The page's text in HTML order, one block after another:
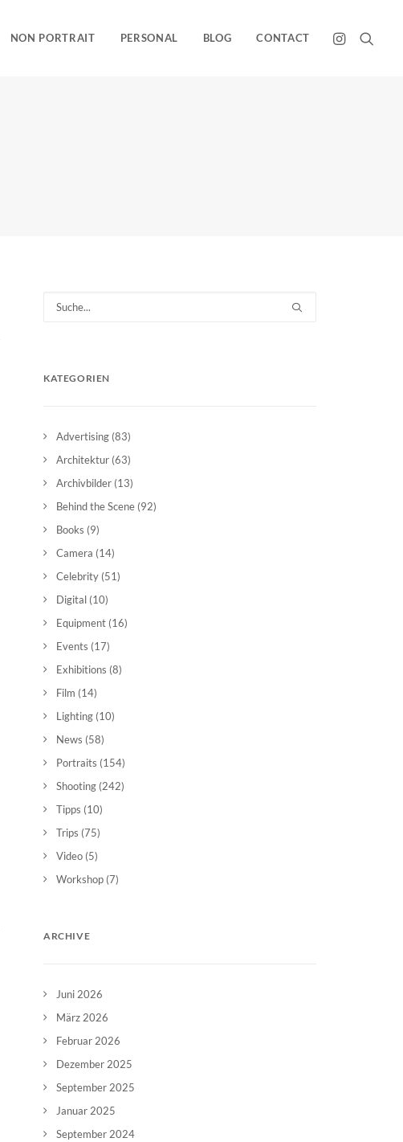
NON PORTRAIT PERSONAL BLOG CONTACT
KATEGORIEN
Advertising (83)
Architektur (63)
Archivbilder (13)
Behind the Scene (92)
Books (9)
Camera (14)
Celebrity (51)
Digital (10)
Equipment (16)
Events (17)
Exhibitions (8)
Film (14)
Lighting (10)
News (58)
Portraits (154)
Shooting (242)
Tipps (10)
Trips (75)
Video (5)
Workshop (7)
ARCHIVE
Juni 2026
März 2026
Februar 2026
Dezember 2025
September 2025
Januar 2025
September 2024